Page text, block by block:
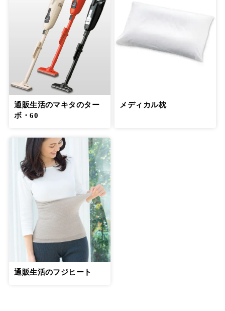
通販生活のマキタのター
ボ・60
メディカル枕
通販生活のフジヒート